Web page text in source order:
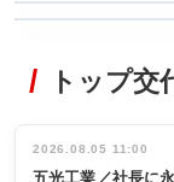
非鉄業界で
インタビュ
ー／社内ア
タックトレー
祝う 業界関
係者ら220人
トップ交
2026.08.05 11:00
五光工業／社長に